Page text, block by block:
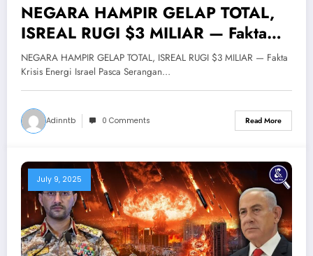
NEGARA HAMPIR GELAP TOTAL,
ISREAL RUGI $3 MILIAR — Fakta
Krisis Energi Israel Pasca Serangan
Iran
NEGARA HAMPIR GELAP TOTAL, ISREAL RUGI $3 MILIAR — Fakta
Krisis Energi Israel Pasca Serangan…
Adinntb 0 Comments Read More
July 9, 2025